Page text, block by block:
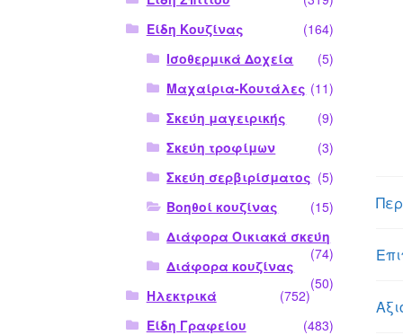
Είδη Κουζίνας
(164)
Ισοθερμικά Δοχεία
(5)
Μαχαίρια-Κουτάλες (11)
Σκεύη μαγειρικής
(9)
Σκεύη τροφίμων
(3)
Σκεύη σερβιρίσματος (5)
Βοηθοί κουζίνας
(15)
Διάφορα Οικιακά σκεύη
(74)
Διάφορα κουζίνας
(50)
Ηλεκτρικά
(752)
Είδη Γραφείου
(483)